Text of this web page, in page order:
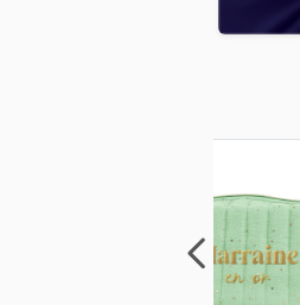
Next Previous